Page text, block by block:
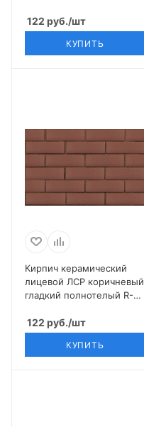
122 руб./шт
КУПИТЬ
Кирпич керамический
лицевой ЛСР коричневый
гладкий полнотелый R-60
122 руб./шт
КУПИТЬ